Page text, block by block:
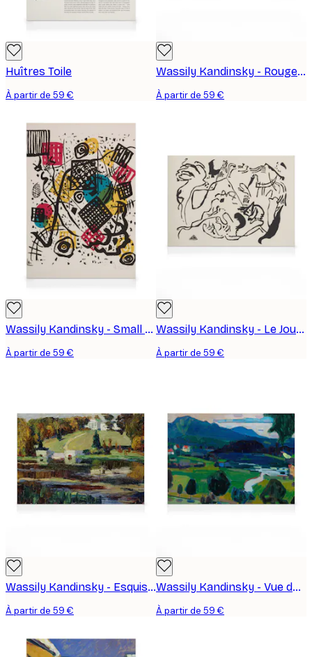
Huîtres Toile
À partir de 59 €
Wassily Kandinsky - Rouge Terne Toile
À partir de 59 €
Wassily Kandinsky - Small Worlds VII Toile
À partir de 59 €
Wassily Kandinsky - Le Jour du Jugement Toile
À partir de 59 €
Wassily Kandinsky - Esquisse pour l'Automne d'Akhtyrka Toile
À partir de 59 €
Wassily Kandinsky - Vue de Murnau sur le Staffelsee Toile
À partir de 59 €